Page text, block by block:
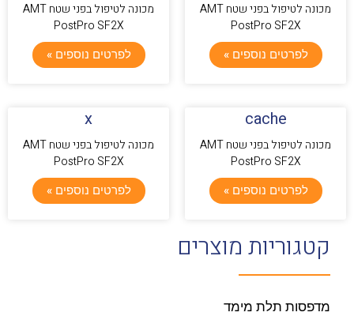
קטגוריות מוצרים
מדפסות תלת מימד
מכונה לטיפול בפני שטח AMT
PostPro SF2X
לפרטים נוספים »
מכונה לטיפול בפני שטח AMT
PostPro SF2X
לפרטים נוספים »
cache
מכונה לטיפול בפני שטח AMT
PostPro SF2X
לפרטים נוספים »
x
מכונה לטיפול בפני שטח AMT
PostPro SF2X
לפרטים נוספים »